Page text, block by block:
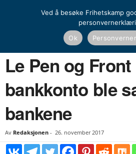
Le Pen og Front Nationals
Le Pen og
bankkonto ble
bankene
Av Redaksjonen - 26. november 2017
Ved å besøke Frihetskamp
Ok